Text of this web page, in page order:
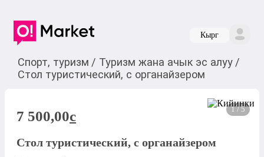
Кырг
Спорт, туризм / Туризм жана ачык эс алуу /
Стол туристический, с органайзером
1 / 5
7 500,00c
Стол туристический, с органайзером